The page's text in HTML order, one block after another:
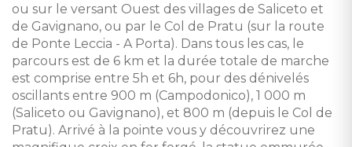
ou sur le versant Ouest des villages de Saliceto et
de Gavignano, ou par le Col de Pratu (sur la route
de Ponte Leccia - A Porta). Dans tous les cas, le
parcours est de 6 km et la durée totale de marche
est comprise entre 5h et 6h, pour des dénivelés
oscillants entre 900 m (Campodonico), 1 000 m
(Saliceto ou Gavignano), et 800 m (depuis le Col de
Pratu). Arrivé à la pointe vous y découvrirez une